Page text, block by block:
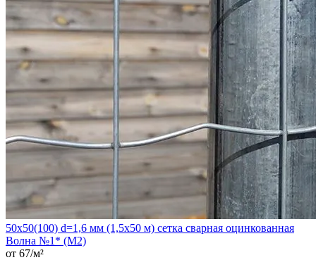
50х50(100) d=1,6 мм (1,5х50 м) сетка сварная оцинкованная
Волна №1* (М2)
от 67/м²